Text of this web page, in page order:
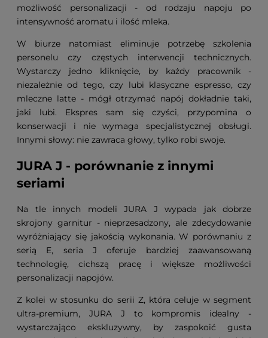
możliwość personalizacji - od rodzaju napoju po
intensywność aromatu i ilość mleka.
W biurze natomiast eliminuje potrzebę szkolenia
personelu czy częstych interwencji technicznych.
Wystarczy jedno kliknięcie, by każdy pracownik -
niezależnie od tego, czy lubi klasyczne espresso, czy
mleczne latte - mógł otrzymać napój dokładnie taki,
jaki lubi. Ekspres sam się czyści, przypomina o
konserwacji i nie wymaga specjalistycznej obsługi.
Innymi słowy: nie zawraca głowy, tylko robi swoje.
JURA J - porównanie z innymi
seriami
Na tle innych modeli JURA J wypada jak dobrze
skrojony garnitur - nieprzesadzony, ale zdecydowanie
wyróżniający się jakością wykonania. W porównaniu z
serią E, seria J oferuje bardziej zaawansowaną
technologię, cichszą pracę i większe możliwości
personalizacji napojów.
Z kolei w stosunku do serii Z, która celuje w segment
ultra-premium, JURA J to kompromis idealny -
wystarczająco ekskluzywny, by zaspokoić gusta